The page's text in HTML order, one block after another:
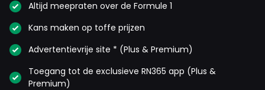
Altijd meepraten over de Formule 1
Kans maken op toffe prijzen
Advertentievrije site * (Plus & Premium)
Toegang tot de exclusieve RN365 app (Plus &
Premium)